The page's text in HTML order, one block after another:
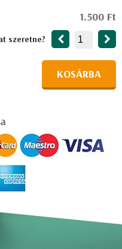
1.500 Ft
szeretne?
KOSÁRBA